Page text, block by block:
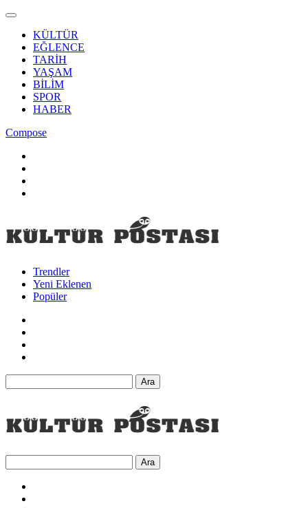
KÜLTÜR
EĞLENCE
TARİH
YAŞAM
BİLİM
SPOR
HABER
Compose
Trendler
Yeni Eklenen
Popüler
Ara
Ara